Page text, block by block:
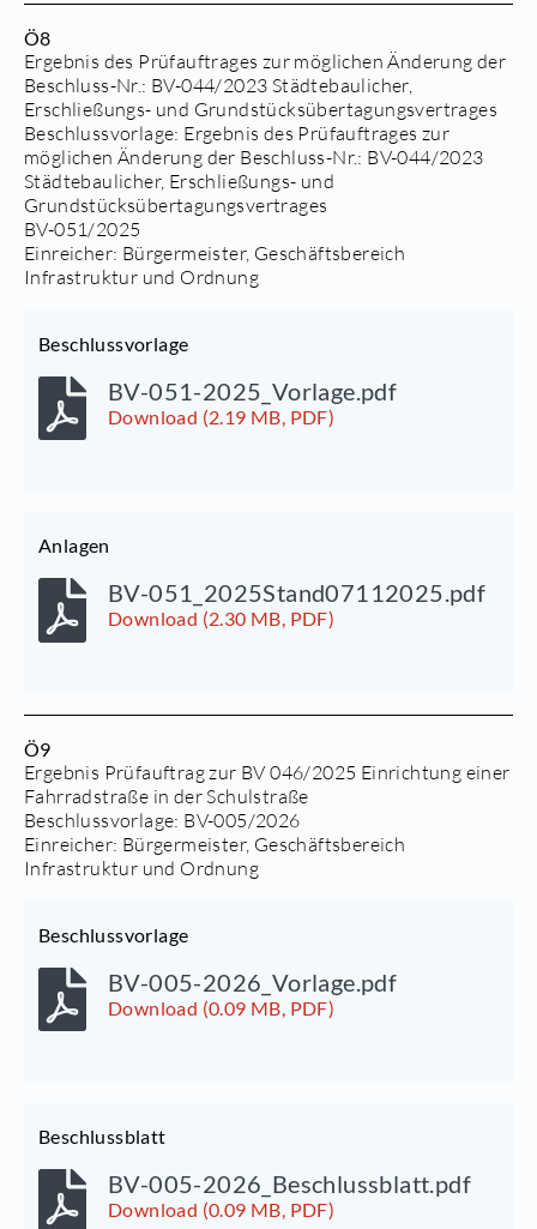
Ö8
Ergebnis des Prüfauftrages zur möglichen Änderung der
Beschluss-Nr.: BV-044/2023 Städtebaulicher,
Erschließungs- und Grundstücksübertagungsvertrages
Beschlussvorlage: Ergebnis des Prüfauftrages zur
möglichen Änderung der Beschluss-Nr.: BV-044/2023
Städtebaulicher, Erschließungs- und
Grundstücksübertagungsvertrages
BV-051/2025
Einreicher: Bürgermeister, Geschäftsbereich
Infrastruktur und Ordnung
Beschlussvorlage
BV-051-2025_Vorlage.pdf
Download (2.19 MB, PDF)
Anlagen
BV-051_2025Stand07112025.pdf
Download (2.30 MB, PDF)
Ö9
Ergebnis Prüfauftrag zur BV 046/2025 Einrichtung einer
Fahrradstraße in der Schulstraße
Beschlussvorlage: BV-005/2026
Einreicher: Bürgermeister, Geschäftsbereich
Infrastruktur und Ordnung
Beschlussvorlage
BV-005-2026_Vorlage.pdf
Download (0.09 MB, PDF)
Beschlussblatt
BV-005-2026_Beschlussblatt.pdf
Download (0.09 MB, PDF)